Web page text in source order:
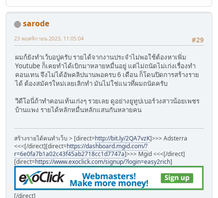
sarode
#29
23 พฤศจิกายน 2023, 11:05:04
ผมก้ยังทำเว้บอบู่ครับ รายได้จากงานประจำไม่พอใช้ต้องหาเพิ่ม
Youtube ก็เคยทำได้เบิกมาหลายหมื่นอยู่ แต่ไม่ถนัดไม่เก่งเรื่องทำ
คอนเทน จึงไม่ได้อัพคลิปนานพอครบ 6 เดือน ก็โดนปิดการสร้างราย
ได้ ต้องสมัครใหม่เลยเลิกทำ มันไม่ใช่แนวที่ผมถนัดครับ
วีดีโอนี่ถ้าทำคอนเท้นเก่งๆ รวยเลย ดูอย่างยูทูปเบอร์วงสาวน้อยเพชร
บ้านแพง รายได้หลักหมื่นหลักแสนกันหลายคน
สร้างรายได้คนทำเว็บ > [direct=http://bit.ly/2QA7vzK]>>> Adsterra
<<<[/direct][direct=https://dashboard.mgid.com/?
r=6e0fa7b1a02c43f45ab2718cc1d7747a]>>> Mgid <<<[/direct]
[direct=https://www.exoclick.com/signup/?login=easy2rich]
[/direct]